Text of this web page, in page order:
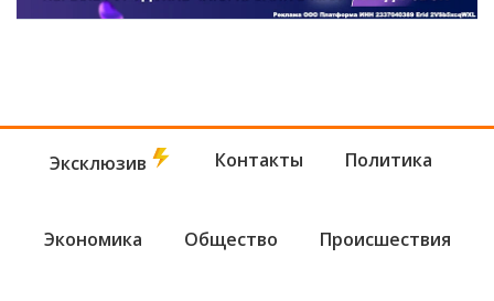
Эксклюзив Контакты Политика
Экономика Общество Происшествия